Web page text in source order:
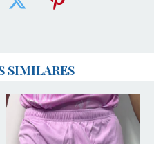
SIMILARES